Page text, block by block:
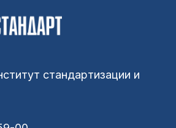
стандартизации и